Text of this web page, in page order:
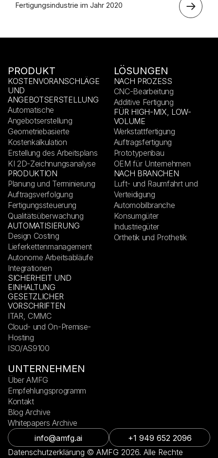
Fertigungsindustrie im Jahr 2020
Datenschutzerklärung © AMFG 2026. Alle Rechte
info@amfg.ai +1 949 652 2096
PRODUKT
KOSTENVORANSCHLÄGE
UND
ANGEBOTSERSTELLUNG
Automatische
Angebotserstellung
Geometriebasierte
Kostenkalkulation
Erstellung des Arbeitsplans
KI 2D-Zeichnungsanalyse
PRODUKTION
Planung und Terminierung
Auftragsverfolgung
Fertigungssteuerung
Qualitätsüberwachung
AUTOMATISIERUNG
Design Costing
Lieferkettenmanagement
Autonome Arbeitsabläufe
Integrationen
SICHERHEIT UND
EINHALTUNG
GESETZLICHER
VORSCHRIFTEN
ITAR, CMMC
Cloud- und On-Premise-
Hosting
ISO/AS9100
LÖSUNGEN
NACH PROZESS
CNC-Bearbeitung
Additive Fertigung
FÜR HIGH-MIX, LOW-
VOLUME
Werkstattfertigung
Auftragsfertigung
Prototypenbau
OEM für Unternehmen
NACH BRANCHEN
Luft- und Raumfahrt und
Verteidigung
Automobilbranche
Konsumgüter
Industriegüter
Orthetik und Prothetik
UNTERNEHMEN
Über AMFG
Empfehlungsprogramm
Kontakt
Blog Archive
Whitepapers Archive